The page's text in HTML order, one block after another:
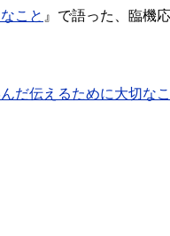
こと 』で語った、臨機
だ伝えるために大切な